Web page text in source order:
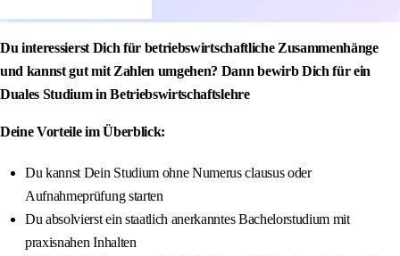
Du interessierst Dich für betriebswirtschaftliche Zusammenhänge
und kannst gut mit Zahlen umgehen? Dann bewirb Dich für ein
Duales Studium in Betriebswirtschaftslehre
Deine Vorteile im Überblick:
Du kannst Dein Studium ohne Numerus clausus oder
Aufnahmeprüfung starten
Du absolvierst ein staatlich anerkanntes Bachelorstudium mit
praxisnahen Inhalten